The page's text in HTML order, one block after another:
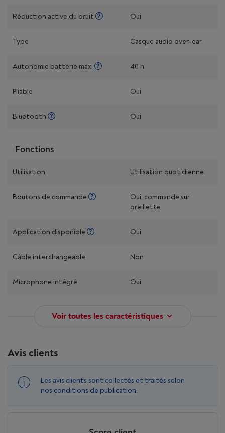
Réduction active du bruit Oui
Type Casque audio over-ear
Autonomie batterie max. 40 h
Pliable Oui
Bluetooth Oui
Fonctions
Utilisation Utilisation quotidienne
Boutons de commande
Oui, commande sur
oreillette
Application disponible Oui
Câble interchangeable Non
Microphone intégré Oui
Voir toutes les caractéristiques
Avis clients
Les avis clients sont collectés et traités selon
nos conditions de publication.